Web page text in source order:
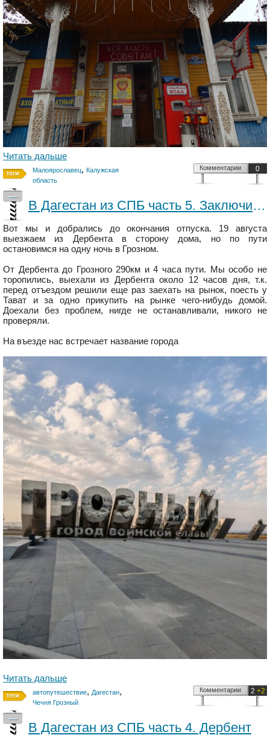
Читать дальше
Малоярославец, Калужская
область
0
Комментарии
—
В Дагестан из СПБ часть 5. Заключительная. Грозный
Вот мы и добрались до окончания отпуска. 19 августа
выезжаем из Дербента в сторону дома, но по пути
остановимся на одну ночь в Грозном.
От Дербента до Грозного 290км и 4 часа пути. Мы особо не
торопились, выехали из Дербента около 12 часов дня, т.к.
перед отъездом решили еще раз заехать на рынок, поесть у
Тават и за одно прикупить на рынке чего-нибудь домой.
Доехали без проблем, нигде не останавливали, никого не
проверяли.
На въезде нас встречает название города
Читать дальше
автопутешествие, Дагестан,
Чечня Грозный
2 +2
Комментарии
—
В Дагестан из СПБ часть 4. Дербент